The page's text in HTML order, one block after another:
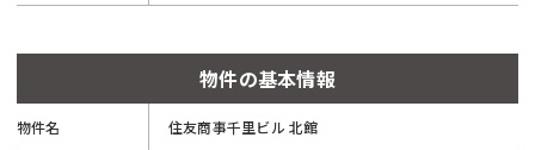
物件の基本情報
物件名 住友商事千里ビル 北館